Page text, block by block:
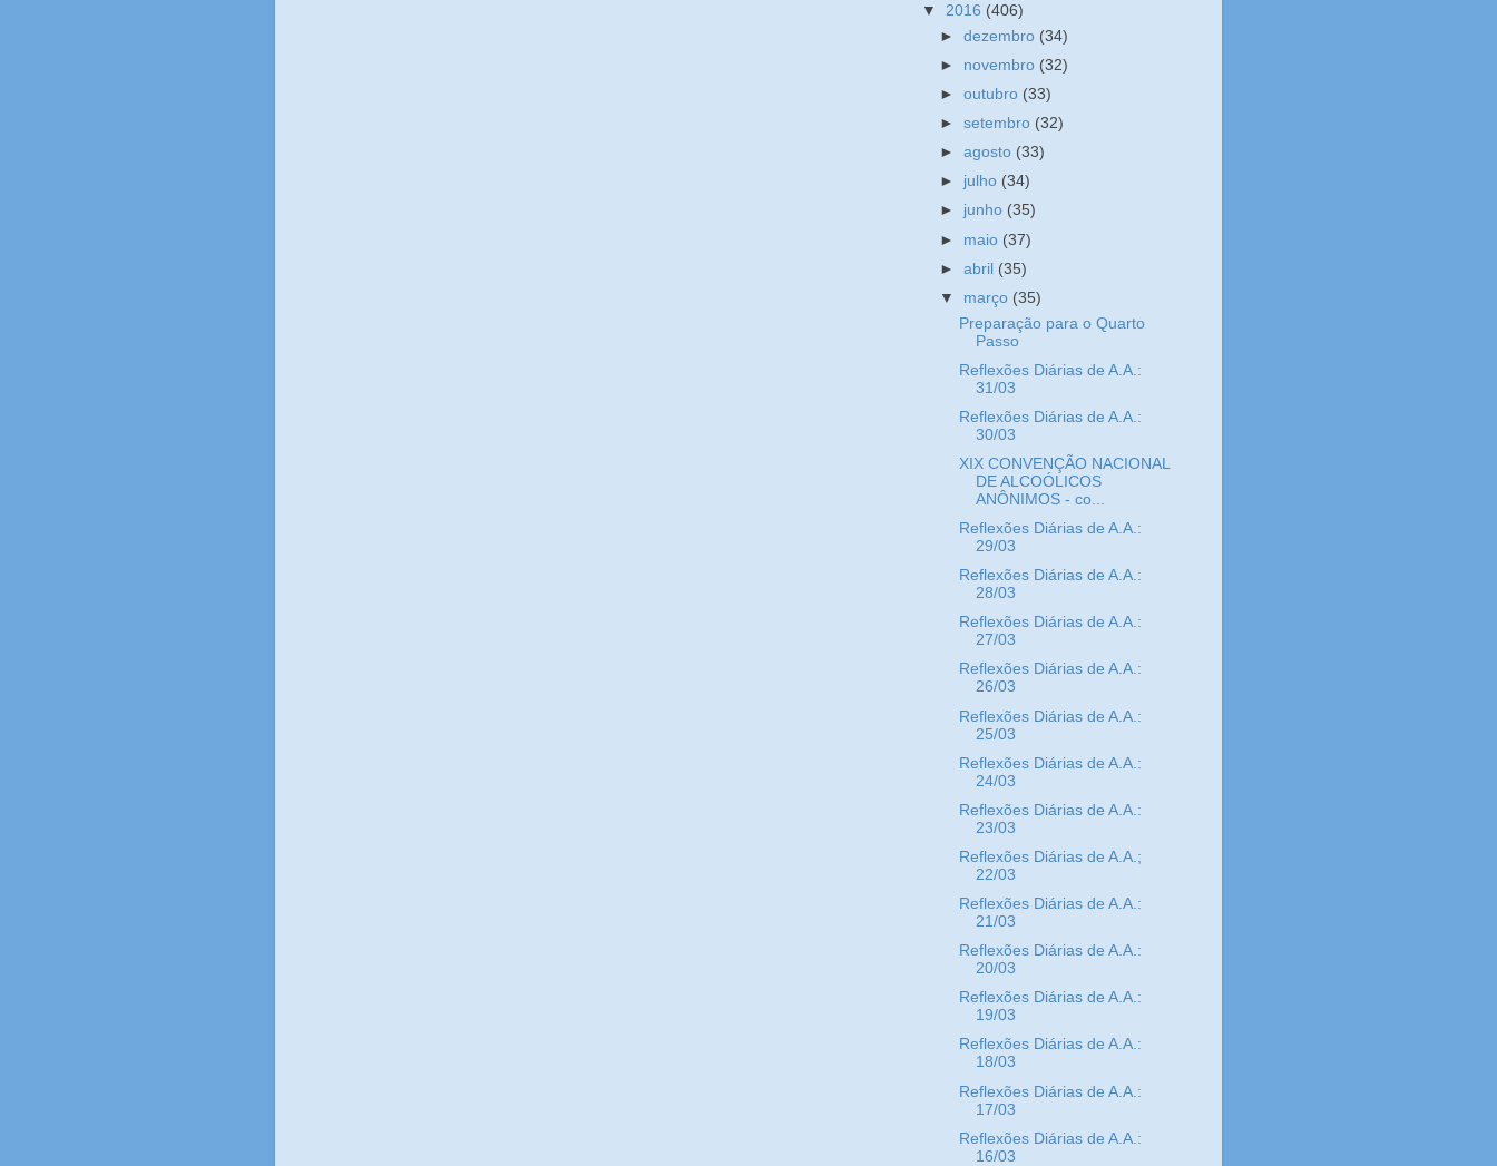
▼ 2016 (406)
►dezembro (34)
► novembro (32)
►outubro (33)
►setembro (32)
►agosto (33)
► julho (34)
► junho (35)
► maio (37)
►abril (35)
▼ março (35)
Preparação para o Quarto
Passo
Reflexões Diárias de A.A.:
31/03
Reflexões Diárias de A.A.:
30/03
XIX CONVENÇÃO NACIONAL
DE ALCOÓLICOS
ANÔNIMOS - co...
Reflexões Diárias de A.A.:
29/03
Reflexões Diárias de A.A.:
28/03
Reflexões Diárias de A.A.:
27/03
Reflexões Diárias de A.A.:
26/03
Reflexões Diárias de A.A.:
25/03
Reflexões Diárias de A.A.:
24/03
Reflexões Diárias de A.A.:
23/03
Reflexões Diárias de A.A.;
22/03
Reflexões Diárias de A.A.:
21/03
Reflexões Diárias de A.A.:
20/03
Reflexões Diárias de A.A.:
19/03
Reflexões Diárias de A.A.:
18/03
Reflexões Diárias de A.A.:
17/03
Reflexões Diárias de A.A.:
16/03